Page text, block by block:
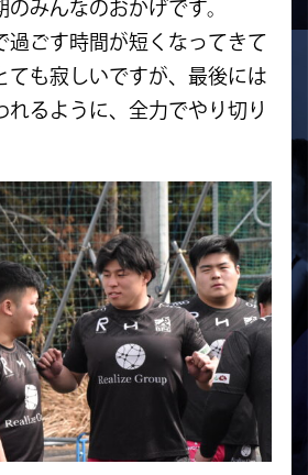
みんなのおかげです。
過ごす時間が短くなってきて
ても寂しいですが、最後には
れるように、全力でやり切り